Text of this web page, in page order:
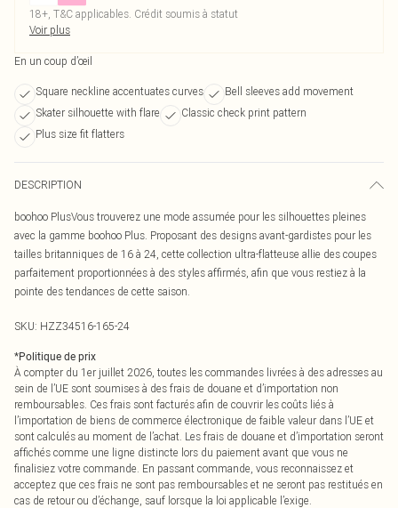
18+, T&C applicables. Crédit soumis à statut
Voir plus
En un coup d’œil
Square neckline accentuates curves
Bell sleeves add movement
Skater silhouette with flare
Classic check print pattern
Plus size fit flatters
DESCRIPTION
boohoo PlusVous trouverez une mode assumée pour les silhouettes pleines
avec la gamme boohoo Plus. Proposant des designs avant-gardistes pour les
tailles britanniques de 16 à 24, cette collection ultra-flatteuse allie des coupes
parfaitement proportionnées à des styles affirmés, afin que vous restiez à la
pointe des tendances de cette saison.
SKU: HZZ34516-165-24
*Politique de prix
À compter du 1er juillet 2026, toutes les commandes livrées à des adresses au
sein de l’UE sont soumises à des frais de douane et d’importation non
remboursables. Ces frais sont facturés afin de couvrir les coûts liés à
l’importation de biens de commerce électronique de faible valeur dans l’UE et
sont calculés au moment de l’achat. Les frais de douane et d’importation seront
affichés comme une ligne distincte lors du paiement avant que vous ne
finalisiez votre commande. En passant commande, vous reconnaissez et
acceptez que ces frais ne sont pas remboursables et ne seront pas restitués en
cas de retour ou d’échange, sauf lorsque la loi applicable l’exige.